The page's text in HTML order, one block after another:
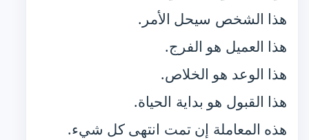
هذا الشخص سيحل الأمر.
هذا العميل هو الفرج.
هذا الوعد هو الخلاص.
هذا القبول هو بداية الحياة.
هذه المعاملة إن تمت انتهى كل شيء.